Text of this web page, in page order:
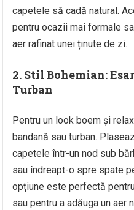
capetele să cadă natural.
pentru ocazii mai formale
aer rafinat unei ținute de zi.
2. Stil Bohemian:
Turban
Pentru un look boem și
bandană sau turban.
capetele într-un nod sub
sau îndreapt-o spre spate
opțiune este perfectă
sau pentru a adăuga un